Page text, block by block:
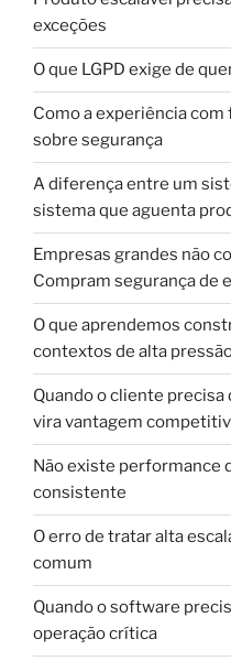
exceções
O que LGPD exige de
Como a experiência
sobre segurança
A diferença entre um
sistema que aguenta
Empresas grandes não
Compram segurança de
O que aprendemos
contextos de alta
Quando o cliente
vira vantagem
Não existe performance
consistente
O erro de tratar alta
comum
Quando o software
operação crítica